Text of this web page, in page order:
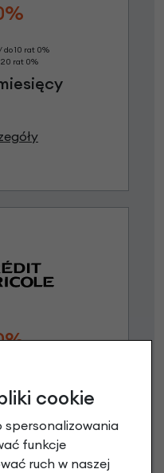
do 10 rat 0%
20 rat 0%
płacisz
cookie
spersonalizowania
funkcje
ruch w naszej